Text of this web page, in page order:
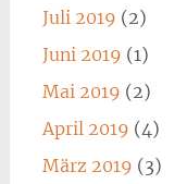
Juli 2019 (2)
Juni 2019 (1)
Mai 2019 (2)
April 2019 (4)
März 2019 (3)